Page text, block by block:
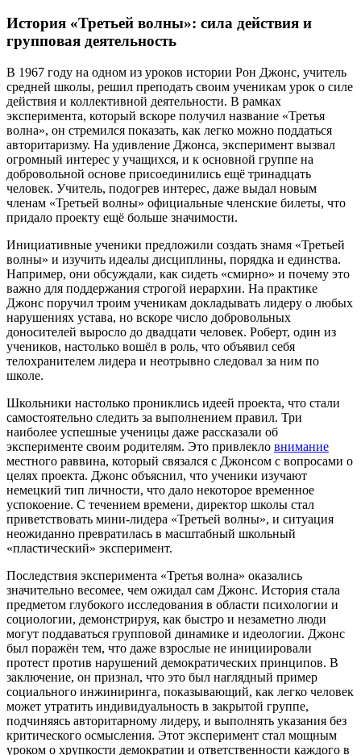
История «Третьей волны»: сила действия и
групповая деятельность
В 1967 году на одном из уроков истории Рон Джонс, учитель
средней школы, решил преподать своим ученикам урок о силе
действия и коллективной деятельности. В рамках
эксперимента, который вскоре получил название «Третья
волна», он стремился показать, как легко можно поддаться
авторитаризму. На удивление Джонса, эксперимент вызвал
огромный интерес у учащихся, и к основной группе на
добровольной основе присоединились ещё тринадцать
человек. Учитель, подогрев интерес, даже выдал новым
членам «Третьей волны» официальные членские билеты, что
придало проекту ещё больше значимости.
Инициативные ученики предложили создать знамя «Третьей
волны» и изучить идеалы дисциплины, порядка и единства.
Например, они обсуждали, как сидеть «смирно» и почему это
важно для поддержания строгой иерархии. На практике
Джонс поручил троим ученикам докладывать лидеру о любых
нарушениях устава, но вскоре число добровольных
доносителей выросло до двадцати человек. Роберт, один из
учеников, настолько вошёл в роль, что объявил себя
телохранителем лидера и неотрывно следовал за ним по
школе.
Школьники настолько прониклись идеей проекта, что стали
самостоятельно следить за выполнением правил. Три
наиболее успешные ученицы даже рассказали об
эксперименте своим родителям. Это привлекло внимание
местного раввина, который связался с Джонсом с вопросами о
целях проекта. Джонс объяснил, что ученики изучают
немецкий тип личности, что дало некоторое временное
успокоение. С течением времени, директор школы стал
приветствовать мини-лидера «Третьей волны», и ситуация
неожиданно превратилась в масштабный школьный
«пластический» эксперимент.
Последствия эксперимента «Третья волна» оказались
значительно весомее, чем ожидал сам Джонс. История стала
предметом глубокого исследования в области психологии и
социологии, демонстрируя, как быстро и незаметно люди
могут поддаваться групповой динамике и идеологии. Джонс
был поражён тем, что даже взрослые не инициировали
протест против нарушений демократических принципов. В
заключение, он признал, что это был наглядный пример
социального инжиниринга, показывающий, как легко человек
может утратить индивидуальность в закрытой группе,
подчиняясь авторитарному лидеру, и выполнять указания без
критического осмысления. Этот эксперимент стал мощным
уроком о хрупкости демократии и ответственности каждого в